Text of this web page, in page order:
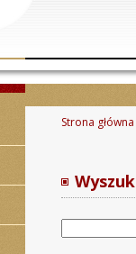
Strona główna